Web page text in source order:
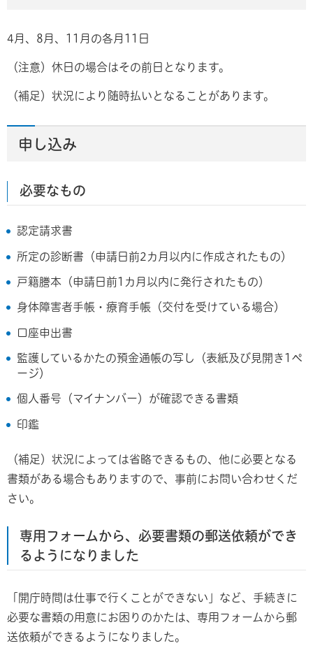
4月、8月、11月の各月11日
（注意）休日の場合はその前日となります。
（補足）状況により随時払いとなることがあります。
申し込み
必要なもの
認定請求書
所定の診断書（申請日前2カ月以内に作成されたもの）
戸籍謄本（申請日前1カ月以内に発行されたもの）
身体障害者手帳・療育手帳（交付を受けている場合）
口座申出書
監護しているかたの預金通帳の写し（表紙及び見開き1ペ
ージ）
個人番号（マイナンバー）が確認できる書類
印鑑
（補足）状況によっては省略できるもの、他に必要となる
書類がある場合もありますので、事前にお問い合わせくだ
さい。
専用フォームから、必要書類の郵送依頼ができ
るようになりました
「開庁時間は仕事で行くことができない」など、手続きに
必要な書類の用意にお困りのかたは、専用フォームから郵
送依頼ができるようになりました。